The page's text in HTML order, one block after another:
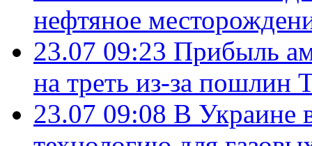
нефтяное
23.07 09:23 Прибыль
на треть из-за пошлин
23.07 09:08 В Украине